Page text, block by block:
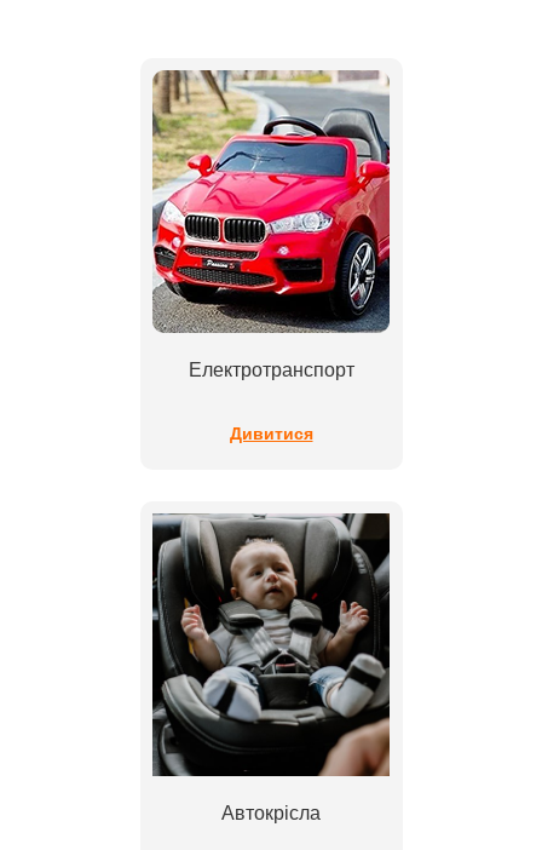
Електротранспорт
Дивитися
Автокрісла